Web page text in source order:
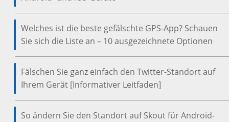
Welches ist die beste gefälschte GPS-App? Schauen
Sie sich die Liste an – 10 ausgezeichnete Optionen
Fälschen Sie ganz einfach den Twitter-Standort auf
Ihrem Gerät [Informativer Leitfaden]
So ändern Sie den Standort auf Skout für Android-